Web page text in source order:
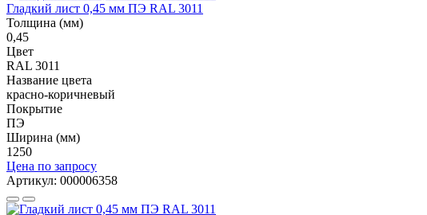
Гладкий лист 0,45 мм ПЭ RAL 3011
Толщина (мм)
0,45
Цвет
RAL 3011
Название цвета
красно-коричневый
Покрытие
ПЭ
Ширина (мм)
1250
Цена по запросу
Артикул: 000006358